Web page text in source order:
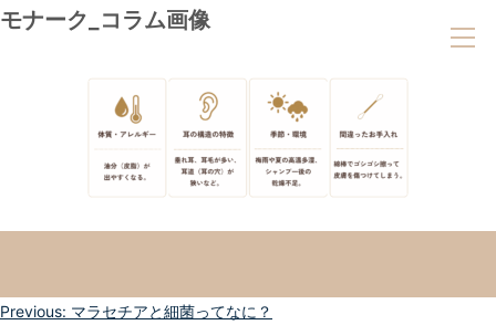
モナーク_コラム画像
投
Previous: マラセチアと細菌ってなに？